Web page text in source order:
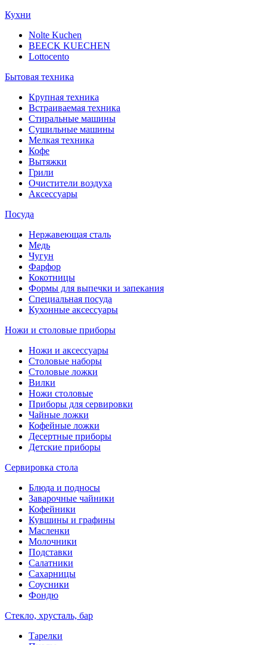
Кухни
Nolte Kuchen
BEECK KUECHEN
Lottocento
Бытовая техника
Крупная техника
Встраиваемая техника
Стиральные машины
Сушильные машины
Мелкая техника
Кофе
Вытяжки
Грили
Очистители воздуха
Аксессуары
Посуда
Нержавеющая сталь
Медь
Чугун
Фарфор
Кокотницы
Формы для выпечки и запекания
Специальная посуда
Кухонные аксессуары
Ножи и столовые приборы
Ножи и аксессуары
Столовые наборы
Столовые ложки
Вилки
Ножи столовые
Приборы для сервировки
Чайные ложки
Кофейные ложки
Десертные приборы
Детские приборы
Сервировка стола
Блюда и подносы
Заварочные чайники
Кофейники
Кувшины и графины
Масленки
Молочники
Подставки
Салатники
Сахарницы
Соусники
Фондю
Стекло, хрусталь, бар
Тарелки